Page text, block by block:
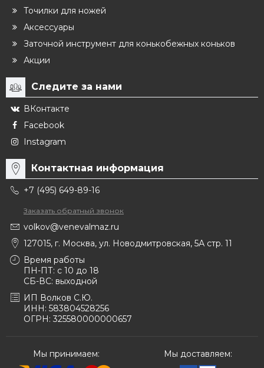
Точилки для ножей
Аксессуары
Заточной инструмент для конькобежных коньков
Акции
Следите за нами
ВКонтакте
Facebook
Instagram
Контактная информация
+7 (495) 649-89-16
Заказать обратный звонок
volkov@venevalmaz.ru
127015, г. Москва, ул. Новодмитровская, 5А стр. 11
Время работы
ПН-ПТ: с 10 до 18
СБ-ВС: выходной
ИП Волков С.Ю.
ИНН: 583804528256
ОГРН: 325580000000657
Мы принимаем: Мы доставляем: